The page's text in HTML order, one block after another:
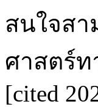
สนใจสา
ศาสตร์ท
[cited